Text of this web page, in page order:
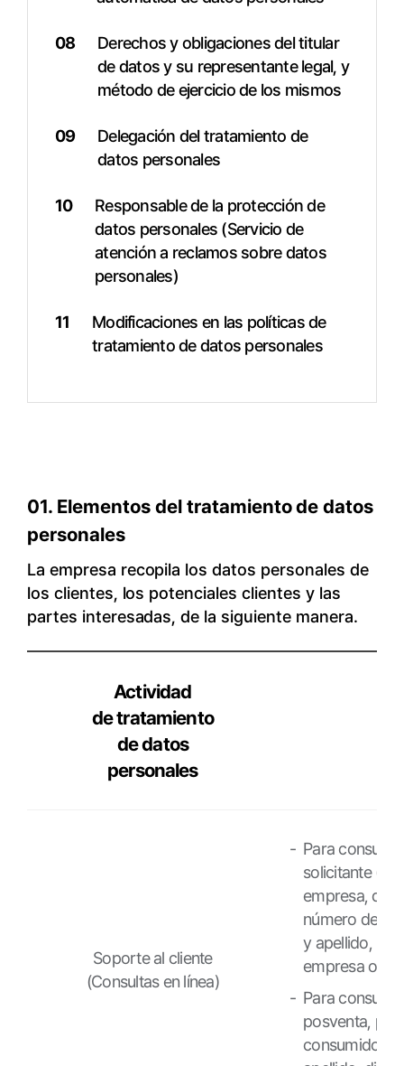
08
Derechos y obligaciones del titular
de datos y su representante legal, y
método de ejercicio de los mismos
09
Delegación del tratamiento de
datos personales
10
Responsable de la protección de
datos personales (Servicio de
atención a reclamos sobre datos
personales)
11
Modificaciones en las políticas de
tratamiento de datos personales
01. Elementos del tratamiento de datos
personales
La empresa recopila los datos personales de
los clientes, los potenciales clientes y las
partes interesadas, de la siguiente manera.
Elementos
Actividad
de tratamiento
de datos
personales
Soporte al cliente
(Consultas en línea)
Para
solicitante
empresa,
número de
y apellido,
empresa o
Para
posventa,
consumidor,